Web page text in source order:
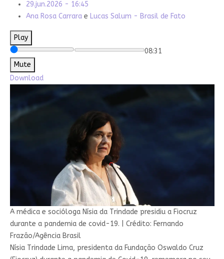
29.jun.2026 - 16:45
Ana Rosa Carrarae Lucas Salum - Brasil de Fato
Play
08:31
Mute
Download
A médica e socióloga Nísia da Trindade presidiu a Fiocruz
durante a pandemia de covid-19.
Crédito: Fernando
Frazão/Agência Brasil
Nísia Trindade Lima, presidenta da Fundação Oswaldo Cruz